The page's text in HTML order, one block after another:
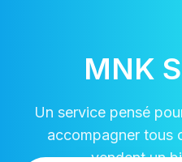
MNK
Un service pensé
accompagner tous
vendent un